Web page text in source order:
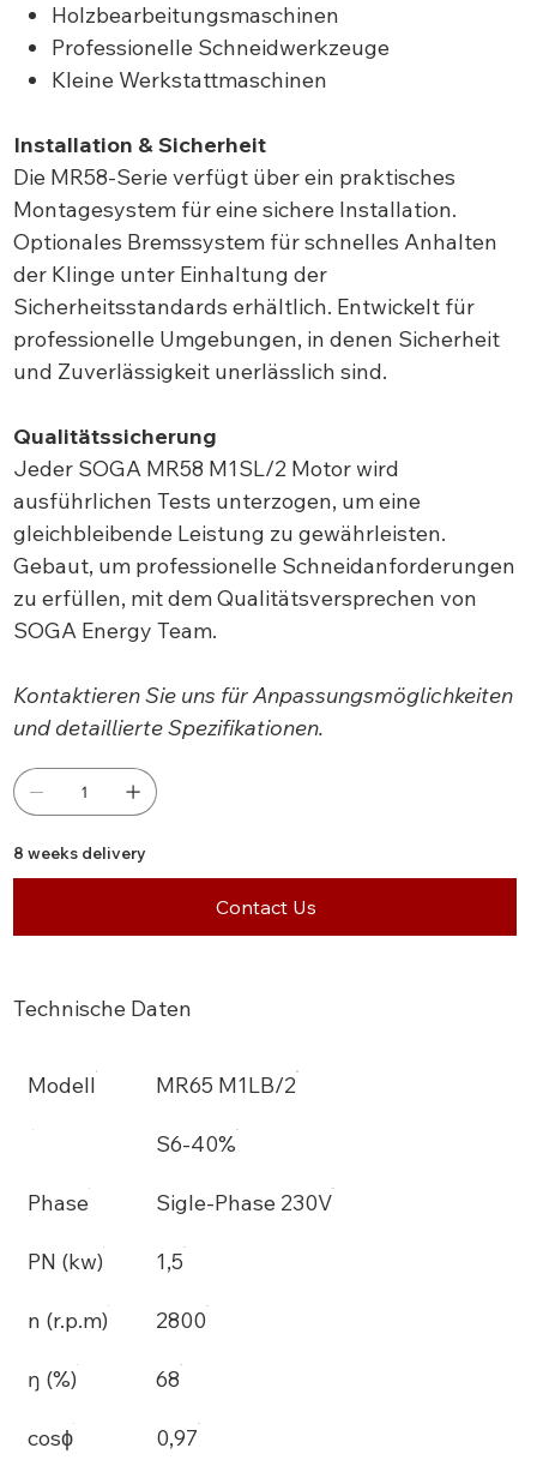
Holzbearbeitungsmaschinen
Professionelle Schneidwerkzeuge
Kleine Werkstattmaschinen
Installation & Sicherheit
Die MR58-Serie verfügt über ein praktisches
Montagesystem für eine sichere Installation.
Optionales Bremssystem für schnelles Anhalten
der Klinge unter Einhaltung der
Sicherheitsstandards erhältlich. Entwickelt für
professionelle Umgebungen, in denen Sicherheit
und Zuverlässigkeit unerlässlich sind.
Qualitätssicherung
Jeder SOGA MR58 M1SL/2 Motor wird
ausführlichen Tests unterzogen, um eine
gleichbleibende Leistung zu gewährleisten.
Gebaut, um professionelle Schneidanforderungen
zu erfüllen, mit dem Qualitätsversprechen von
SOGA Energy Team.
Kontaktieren Sie uns für Anpassungsmöglichkeiten
und detaillierte Spezifikationen.
8 weeks delivery
Contact Us
Technische Daten
Modell MR65 M1LB/2
S6-40%
Phase Sigle-Phase 230V
PN (kw) 1,5
n (r.p.m) 2800
ŋ (%) 68
cosϕ 0,97